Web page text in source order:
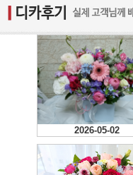
2026-05-02